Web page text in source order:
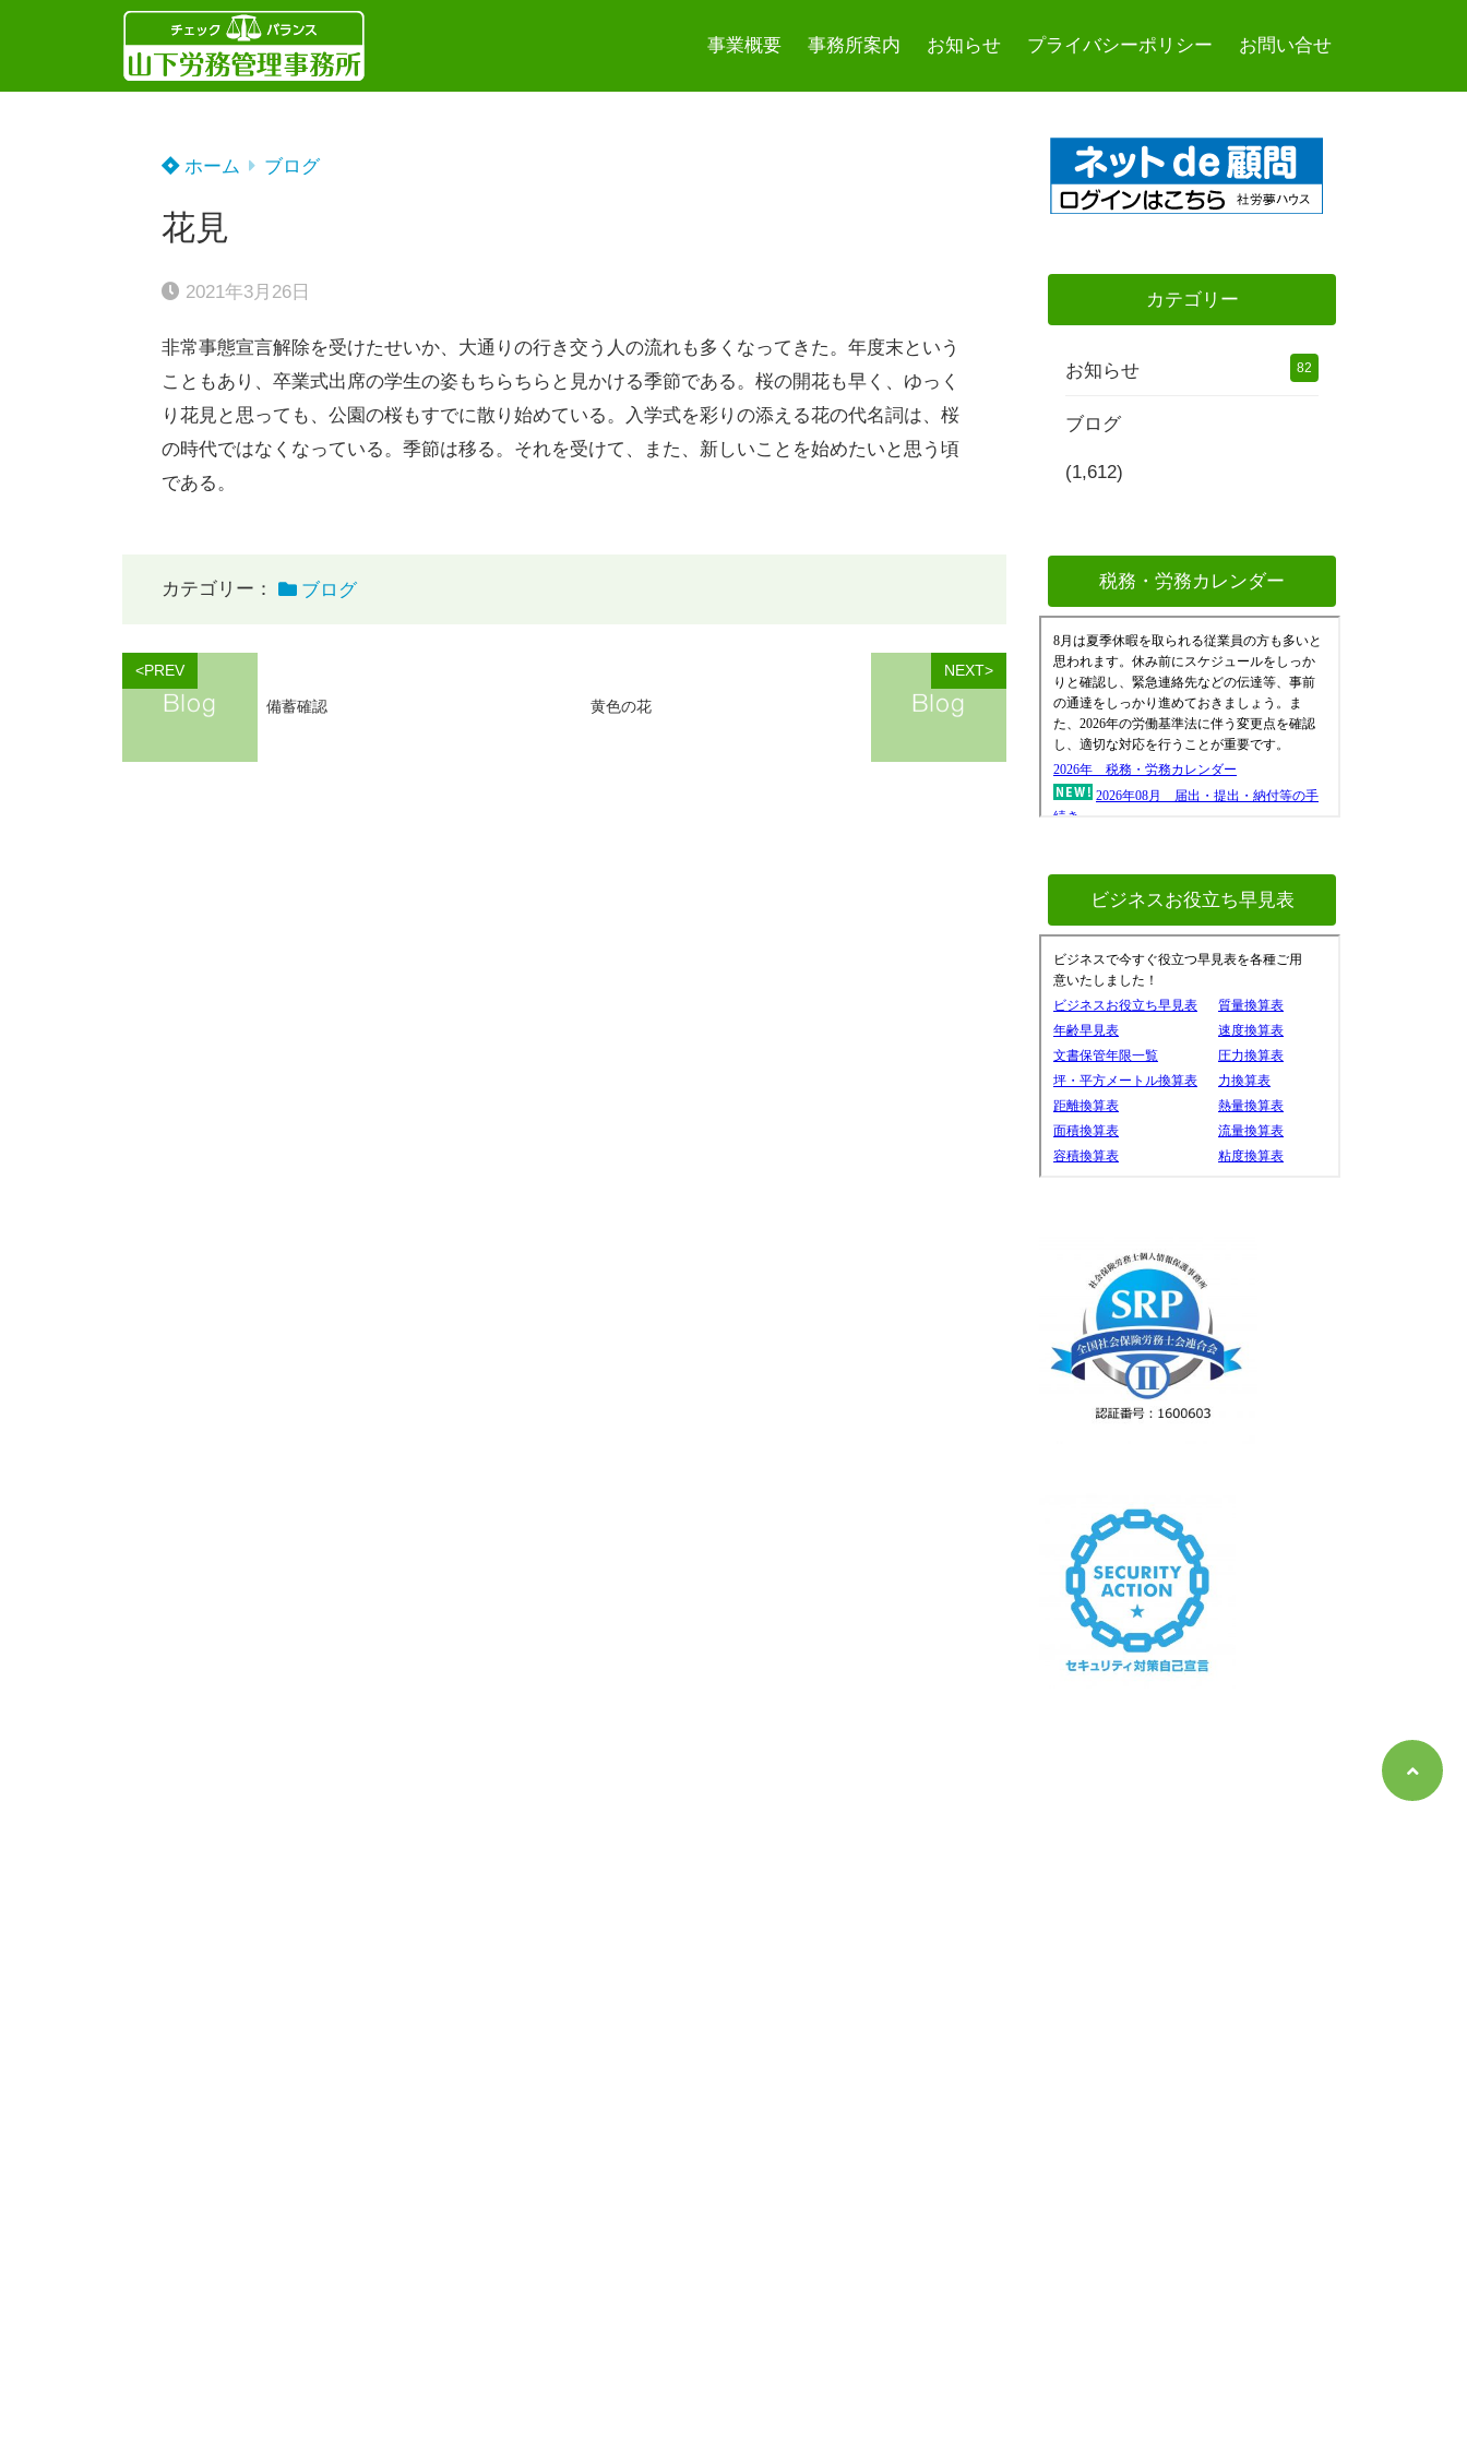
事業概要 事務所案内 お知らせ プライバシーポリシー お問い合せ
ホーム ブログ
花見
2021年3月26日
非常事態宣言解除を受けたせいか、大通りの行き交う人の流れも多くなってきた。年度末という
こともあり、卒業式出席の学生の姿もちらちらと見かける季節である。桜の開花も早く、ゆっく
り花見と思っても、公園の桜もすでに散り始めている。入学式を彩りの添える花の代名詞は、桜
の時代ではなくなっている。季節は移る。それを受けて、また、新しいことを始めたいと思う頃
である。
カテゴリー： ブログ
<PREV
備蓄確認
NEXT>
黄色の花
カテゴリー
お知らせ 82
ブログ
(1,612)
税務・労務カレンダー
ビジネスお役立ち早見表